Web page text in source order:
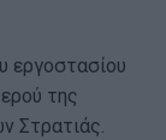
εργοστασίου
της
Στρατιάς.